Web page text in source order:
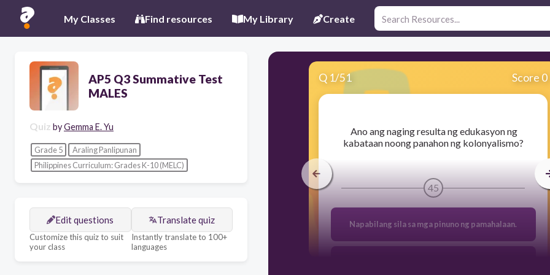
My Classes Find resources My Library Create
AP5 Q3 Summative Test
MALES
Quiz byGemma E. Yu
Grade 5
Araling Panlipunan
Philippines Curriculum: Grades K-10 (MELC)
Edit questions
Customize this quiz to suit
your class
Translate quiz
Instantly translate to 100+
languages
Q 1/51 Score 0
​ Ano ang naging resulta ng edukasyon ng
kabataan noong panahon ng kolonyalismo?
45
Napabilang sila sa mga pinuno ng pamahalaan.